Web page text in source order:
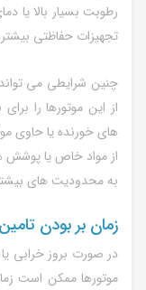
رطوبت بسیار بالا یا
تجهیزات حفاظتی
چنین شرایطی می
از این موتورها را
های خورنده یا حاوی
از مواد خاص یا پوشش
به محدودیت های
زمان بر بودن
در صورت بروز خرابی
موتورها ممکن است